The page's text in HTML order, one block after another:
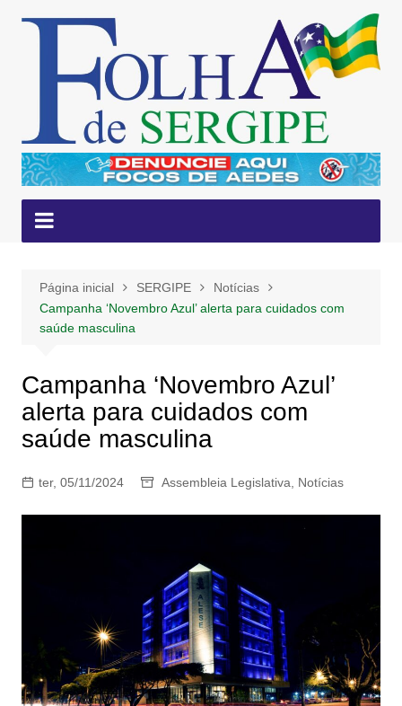
conteúdo
Página inicial SERGIPE
Notícias
Campanha ‘Novembro Azul’ alerta para cuidados com
saúde masculina
Campanha ‘Novembro Azul’
alerta para cuidados com
saúde masculina
ter, 05/11/2024 Assembleia Legislativa Notícias